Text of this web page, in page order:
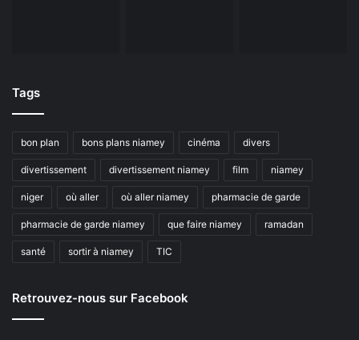
Tags
bon plan bons plans niamey cinéma divers
divertissement divertissement niamey film niamey
niger où aller où aller niamey pharmacie de garde
pharmacie de garde niamey que faire niamey ramadan
santé sortir à niamey TIC
Retrouvez-nous sur Facebook